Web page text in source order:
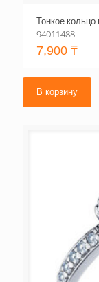
Тонкое
94011488
7,900 ₸
В корзину